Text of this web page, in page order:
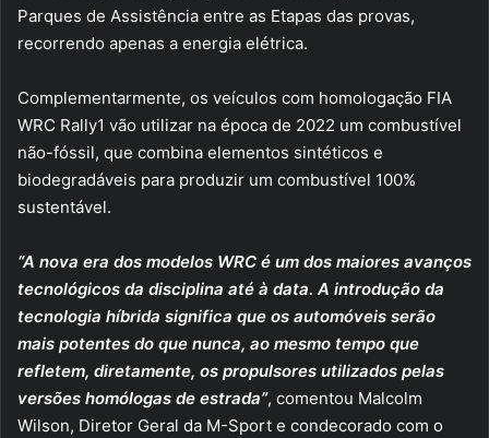
Parques de Assistência entre as Etapas das provas,
recorrendo apenas a energia elétrica.
Complementarmente, os veículos com homologação FIA
WRC Rally1 vão utilizar na época de 2022 um combustível
não-fóssil, que combina elementos sintéticos e
biodegradáveis para produzir um combustível 100%
sustentável.
“A nova era dos modelos WRC é um dos maiores avanços
tecnológicos da disciplina até à data. A introdução da
tecnologia híbrida significa que os automóveis serão
mais potentes do que nunca, ao mesmo tempo que
refletem, diretamente, os propulsores utilizados pelas
versões homólogas de estrada”, comentou Malcolm
Wilson, Diretor Geral da M-Sport e condecorado com o